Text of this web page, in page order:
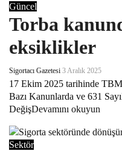
Güncel
Torba
eksiklikler
Sigortacı Gazetesi 3 Aralık 2025
17 Ekim 2025 tarihinde
Bazı Kanunlarda ve 631
DeğişDevamını okuyun
Sektör